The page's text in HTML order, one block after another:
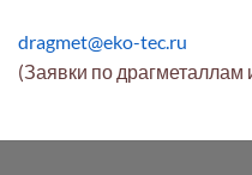
dragmet@eko-tec.ru
(Заявки по драгметаллам